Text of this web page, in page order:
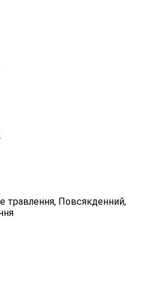
травлення, Повсякденний,